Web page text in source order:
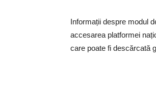
Informații despre modul
accesarea platformei
care poate fi descărcată